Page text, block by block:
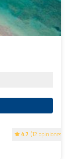
4.7 (12 opiniones)